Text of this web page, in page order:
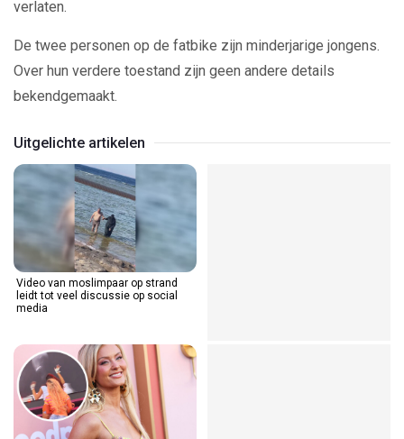
verlaten.
De twee personen op de fatbike zijn minderjarige jongens.
Over hun verdere toestand zijn geen andere details
bekendgemaakt.
Uitgelichte artikelen
Video van moslimpaar op strand
leidt tot veel discussie op social
media